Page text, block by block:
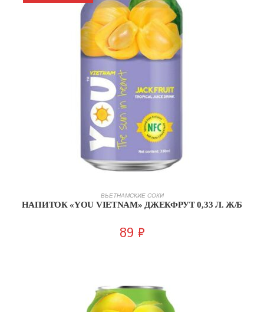
ПОДРОБНЕЕ
ВЬЕТНАМСКИЕ СОКИ
НАПИТОК «YOU VIETNAM» ДЖЕКФРУТ 0,33 Л. Ж/Б
89 ₽